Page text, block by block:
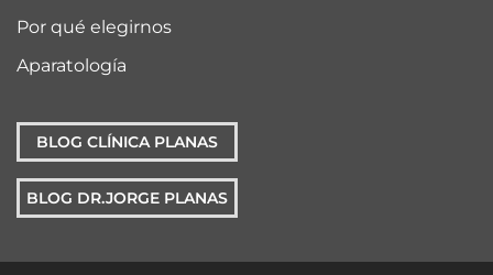
Por qué elegirnos
Aparatología
BLOG CLÍNICA PLANAS
BLOG DR.JORGE PLANAS